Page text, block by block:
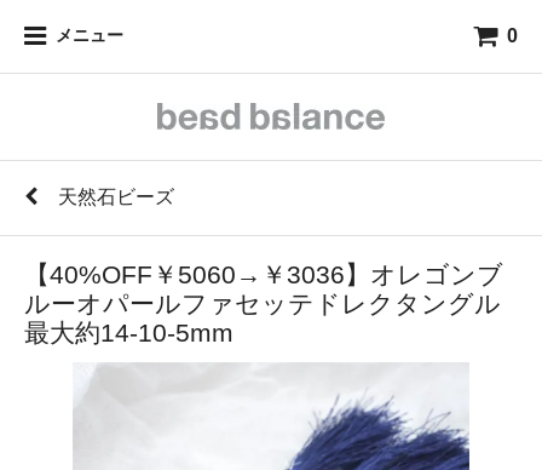
メニュー 0
天然石ビーズ
【40%OFF￥5060→￥3036】オレゴンブ
ルーオパールファセッテドレクタングル
最大約14-10-5mm